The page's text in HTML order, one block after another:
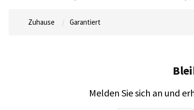
Zuhause Garantiert
Melden Sie sich an und